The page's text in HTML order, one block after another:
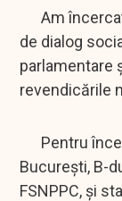
Am încercat
de dialog
parlamentare
revendicările
Pentru
București, B-
FSNPPC, și